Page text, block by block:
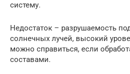
систему.
Недостаток – разрушаемость
солнечных лучей, высокий
можно справиться, если
составами.